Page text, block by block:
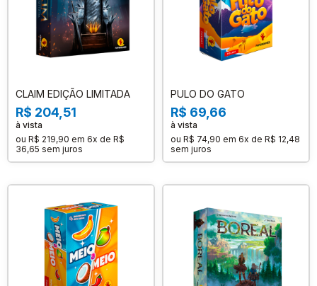
CLAIM EDIÇÃO LIMITADA
R$ 204,51
à vista
ou R$ 219,90 em 6x de R$
36,65 sem juros
PULO DO GATO
R$ 69,66
à vista
ou R$ 74,90 em 6x de R$ 12,48
sem juros